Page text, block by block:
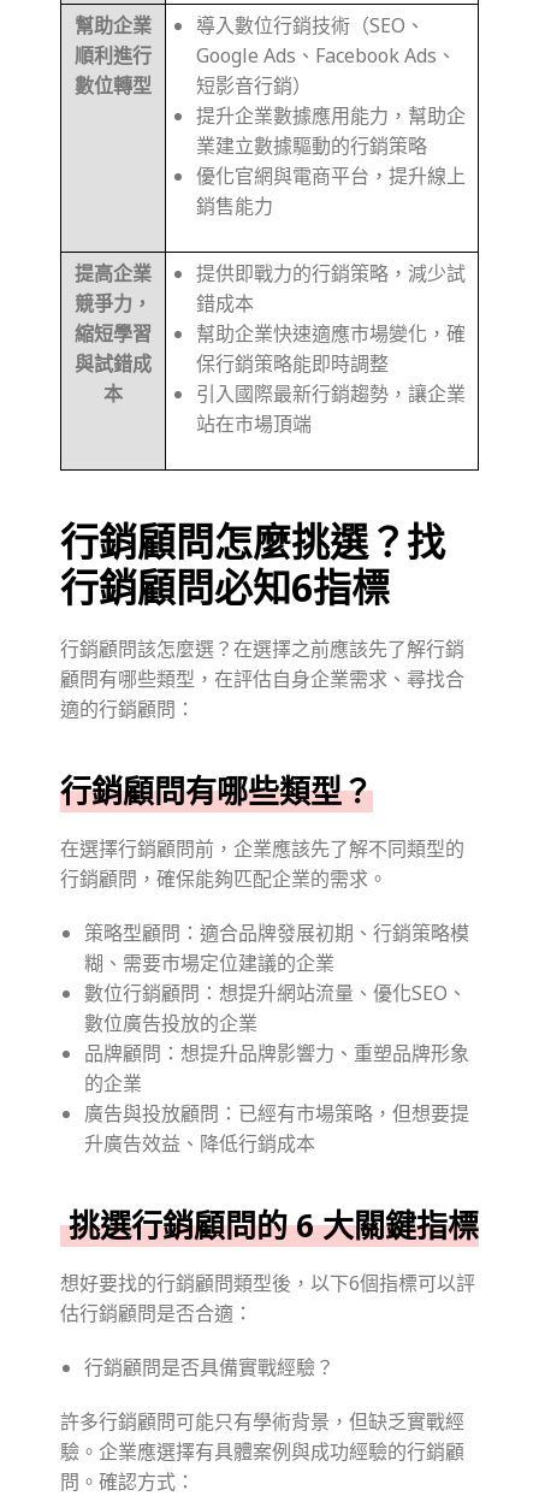
幫助企業
順利進行
數位轉型
導入數位行銷技術（SEO、
Google Ads、Facebook Ads、
短影音行銷）
提升企業數據應用能力，幫助企
業建立數據驅動的行銷策略
優化官網與電商平台，提升線上
銷售能力
提高企業
競爭力，
縮短學習
與試錯成
本
提供即戰力的行銷策略，減少試
錯成本
幫助企業快速適應市場變化，確
保行銷策略能即時調整
引入國際最新行銷趨勢，讓企業
站在市場頂端
行銷顧問怎麼挑選？找
行銷顧問必知6指標
行銷顧問該怎麼選？在選擇之前應該先了解行銷
顧問有哪些類型，在評估自身企業需求、尋找合
適的行銷顧問：
行銷顧問有哪些類型？
在選擇行銷顧問前，企業應該先了解不同類型的
行銷顧問，確保能夠匹配企業的需求。
策略型顧問：適合品牌發展初期、行銷策略模
糊、需要市場定位建議的企業
數位行銷顧問：想提升網站流量、優化SEO、
數位廣告投放的企業
品牌顧問：想提升品牌影響力、重塑品牌形象
的企業
廣告與投放顧問：已經有市場策略，但想要提
升廣告效益、降低行銷成本
挑選行銷顧問的 6 大關鍵指標
想好要找的行銷顧問類型後，以下6個指標可以評
估行銷顧問是否合適：
行銷顧問是否具備實戰經驗？
許多行銷顧問可能只有學術背景，但缺乏實戰經
驗。企業應選擇有具體案例與成功經驗的行銷顧
問。確認方式：